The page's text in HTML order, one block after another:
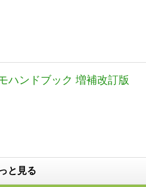
ハンドブック 増補改訂版
と見る